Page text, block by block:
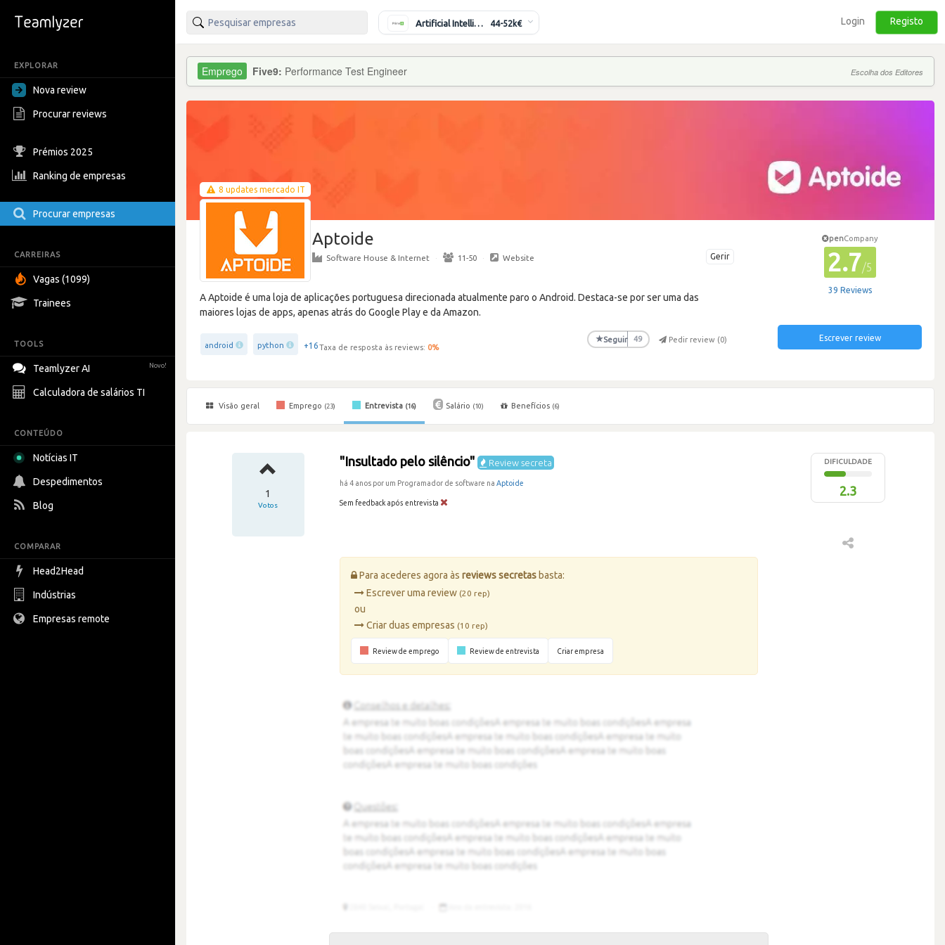
EXPLORAR
Nova review
Procurar reviews
Prémios 2025
Ranking de empresas
Procurar empresas
CARREIRAS
Vagas (1099)
Trainees
TOOLS
Teamlyzer AI Novo!
Calculadora de salários TI
CONTEÚDO
Notícias IT
Despedimentos
Blog
COMPARAR
Head2Head
Indústrias
Empresas remote
Artificial Intelligence Engineer 44-52k€ Login Registo
Five9: Performance Test Engineer Escolha dos Editores
8 updates mercado IT
Aptoide
Gerir
Software House & Internet · 11-50 · Website
A Aptoide é uma loja de aplicações portuguesa direcionada atualmente paro o Android. Destaca-se por ser uma das
maiores lojas de apps, apenas atrás do Google Play e da Amazon.
android python +16Taxa de resposta às reviews: 0%
★Seguir 49 Pedir review (0)
penCompany
2.7/5
39 Reviews
Escrever review
Visão geral Emprego (23) Entrevista (16) Salário (10) Benefícios (6)
1
Votos
"Insultado pelo silêncio" Review secreta
há 4 anos por um Programador de software naAptoide
Sem feedback após entrevista
DIFICULDADE
2.3
Para acederes agora àsreviews secretas basta:
Escrever uma review(20 rep)
ou
Criar duas empresas(10 rep)
Review de emprego Review de entrevista Criar empresa